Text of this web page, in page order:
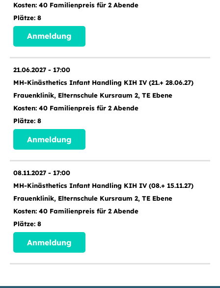
40 Familienpreis für 2 Abende
8
Anmeldung
21.06.2027 - 17:00
MH-Kinästhetics Infant Handling KIH IV (21.+ 28.06.27)
Frauenklinik, Elternschule Kursraum 2, TE Ebene
40 Familienpreis für 2 Abende
8
Anmeldung
08.11.2027 - 17:00
MH-Kinästhetics Infant Handling KIH IV (08.+ 15.11.27)
Frauenklinik, Elternschule Kursraum 2, TE Ebene
40 Familienpreis für 2 Abende
8
Anmeldung